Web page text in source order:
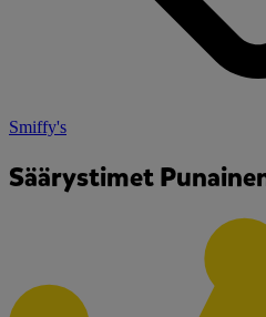
Smiffy's
Säärystimet